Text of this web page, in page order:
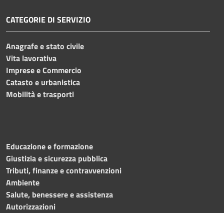
CATEGORIE DI SERVIZIO
Anagrafe e stato civile
Vita lavorativa
Imprese e Commercio
Catasto e urbanistica
Mobilità e trasporti
Educazione e formazione
Giustizia e sicurezza pubblica
Tributi, finanze e contravvenzioni
Ambiente
Salute, benessere e assistenza
Autorizzazioni